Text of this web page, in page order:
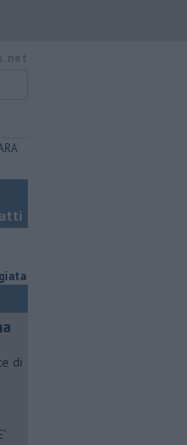
non ce l'ha fatta
di